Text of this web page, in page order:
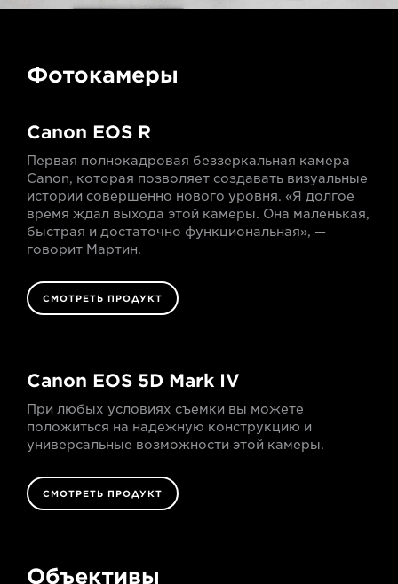
Фотокамеры
Canon EOS R
Первая полнокадровая беззеркальная камера
Canon, которая позволяет создавать визуальные
истории совершенно нового уровня. «Я долгое
время ждал выхода этой камеры. Она маленькая,
быстрая и достаточно функциональная», —
говорит Мартин.
СМОТРЕТЬ ПРОДУКТ
Canon EOS 5D Mark IV
При любых условиях съемки вы можете
положиться на надежную конструкцию и
универсальные возможности этой камеры.
СМОТРЕТЬ ПРОДУКТ
Объективы